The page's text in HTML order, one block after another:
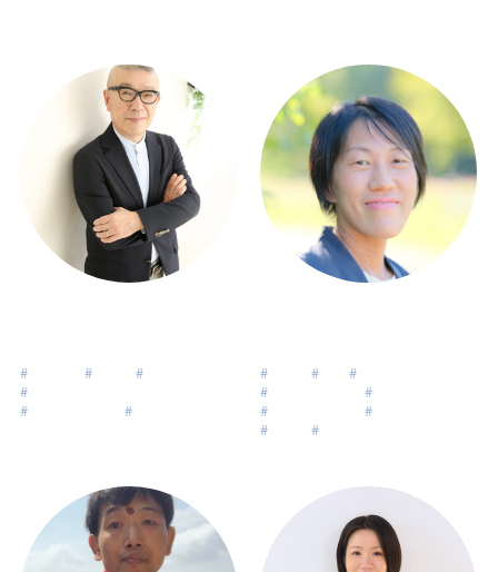
#自己理解 #管理職 #働き方
#自分らしく生きる
#リーダーシップ #ライフデザイン
#子育て #転職 #エグゼクティブ
#リーダーシップ #キャリア
#ライフデザイン #人間関係
#生き方 #自分らしさ